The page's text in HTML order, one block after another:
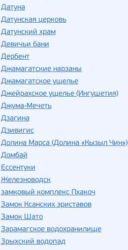
Датуна
Датунская церковь
Датунский храм
Девичьи бани
Дербент
Джамагатские нарзаны
Джамагатское ущелье
Джейрахское ущелье (Ингушетия)
Джума-Мечеть
Дзагина
Дзивигис
Долина Марса (Долина «Кызыл Чин»)
Домбай
Ессентуки
Железноводск
замковый комплекс Пхакоч
Замок Ксанских эриставов
Замок Шато
Зарамагское водохранилище
Зрыхский водопад